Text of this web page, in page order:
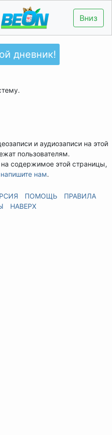
Вниз
дневник!
и аудиозаписи на этой
пользователям.
содержимое этой страницы,
напишите нам.
ПОМОЩЬ
ПРАВИЛА
НАВЕРХ